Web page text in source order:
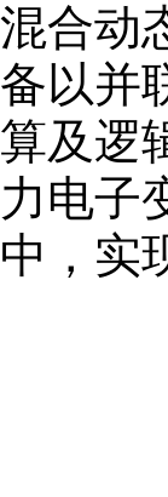
混合动
备以并
算及逻
力电子
中，实